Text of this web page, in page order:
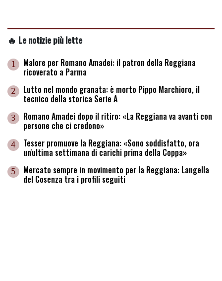
🔥 Le notizie più lette
1 Malore per Romano Amadei: il patron della Reggiana
ricoverato a Parma
2 Lutto nel mondo granata: è morto Pippo Marchioro, il
tecnico della storica Serie A
3 Romano Amadei dopo il ritiro: «La Reggiana va avanti con
persone che ci credono»
4 Tesser promuove la Reggiana: «Sono soddisfatto, ora
un'ultima settimana di carichi prima della Coppa»
5 Mercato sempre in movimento per la Reggiana: Langella
del Cosenza tra i profili seguiti